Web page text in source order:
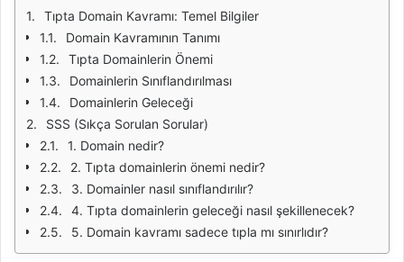
Tıpta Domain Kavramı: Temel Bilgiler
Domain Kavramının Tanımı
Tıpta Domainlerin Önemi
Domainlerin Sınıflandırılması
Domainlerin Geleceği
SSS (Sıkça Sorulan Sorular)
1. Domain nedir?
2. Tıpta domainlerin önemi nedir?
3. Domainler nasıl sınıflandırılır?
4. Tıpta domainlerin geleceği nasıl şekillenecek?
5. Domain kavramı sadece tıpla mı sınırlıdır?